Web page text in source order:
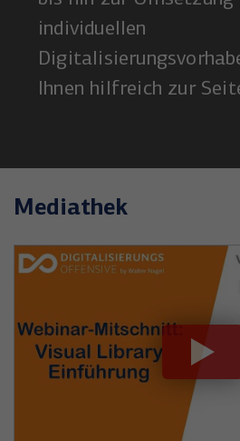
individuellen
Ihnen hilfreich zur
Mediathek